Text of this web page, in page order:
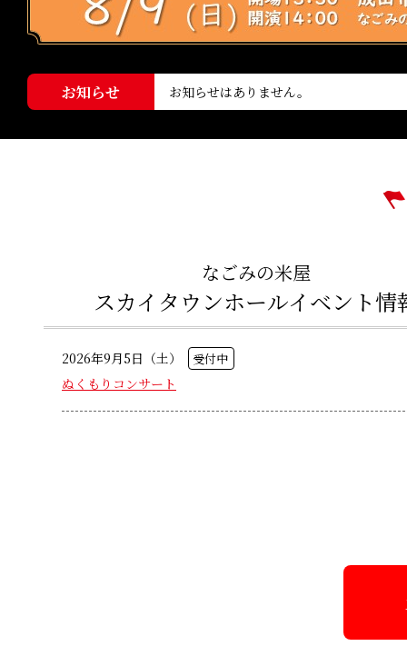
お知らせ お知らせはありません。
なごみの米屋
スカイタウンホールイベント情
2026年9月5日（土） 受付中
ぬくもりコンサート